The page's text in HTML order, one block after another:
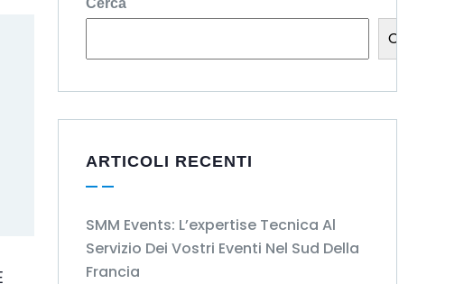
Cerca
Cerca
ARTICOLI RECENTI
SMM Events: L’expertise Tecnica Al
Servizio Dei Vostri Eventi Nel Sud Della
Francia